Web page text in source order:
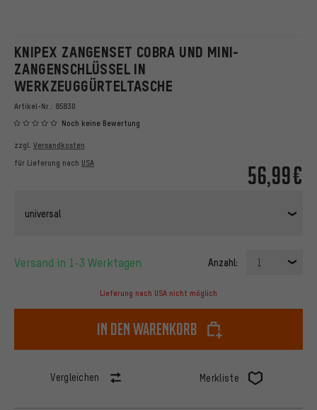
KNIPEX ZANGENSET COBRA UND MINI-
ZANGENSCHLÜSSEL IN
WERKZEUGGÜRTELTASCHE
Artikel-Nr.: 85830
Noch keine Bewertung
56,99€
zzgl. Versandkosten
für Lieferung nach USA
universal
Versand in 1-3 Werktagen Anzahl: 1
Lieferung nach USA nicht möglich
In den Warenkorb
Vergleichen Merkliste